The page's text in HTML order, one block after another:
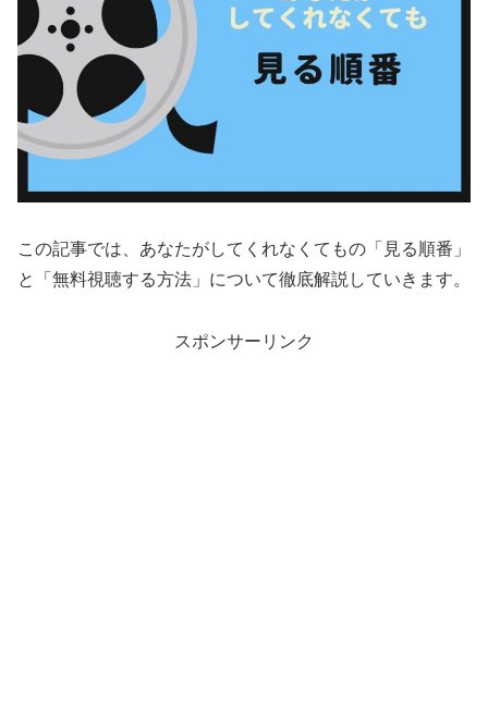
この記事では、あなたがしてくれなくてもの「見る順番」
と「無料視聴する方法」について徹底解説していきます。
スポンサーリンク